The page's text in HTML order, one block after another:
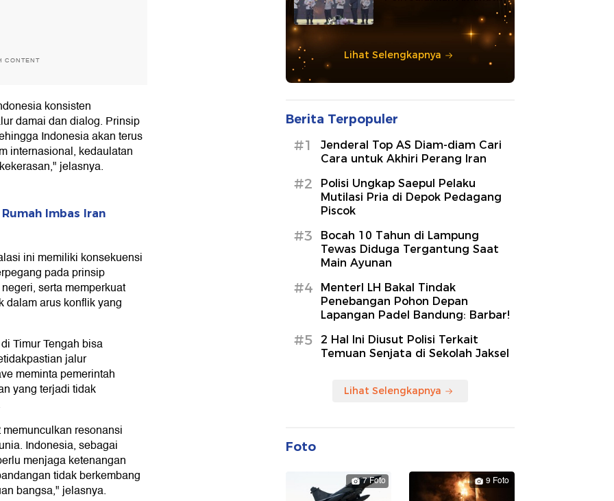
CONTENT
konsisten
damai dan dialog. Prinsip
Indonesia akan terus
internasional, kedaulatan
jelasnya.
Imbas Iran
ini memiliki konsekuensi
pada prinsip
serta memperkuat
dalam arus konflik yang
Timur Tengah bisa
jalur
meminta pemerintah
yang terjadi tidak
resonansi
Indonesia, sebagai
menjaga ketenangan
tidak berkembang
bangsa," jelasnya.
Lihat Selengkapnya
Berita Terpopuler
#1
Jenderal Top AS Diam-diam Cari
Cara untuk Akhiri Perang Iran
#2
Polisi Ungkap Saepul Pelaku
Mutilasi Pria di Depok Pedagang
Piscok
#3
Bocah 10 Tahun di Lampung
Tewas Diduga Tergantung Saat
Main Ayunan
#4
MenterI LH Bakal Tindak
Penebangan Pohon Depan
Lapangan Padel Bandung: Barbar!
#5
2 Hal Ini Diusut Polisi Terkait
Temuan Senjata di Sekolah Jaksel
Lihat Selengkapnya
Foto
7 Foto 9 Foto